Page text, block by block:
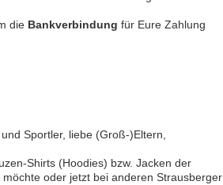
die Bankverbindung für Eure Zahlung
Sportler, liebe (Groß-)Eltern,
Shirts (Hoodies) bzw. Jacken der
oder jetzt bei anderen Strausberger